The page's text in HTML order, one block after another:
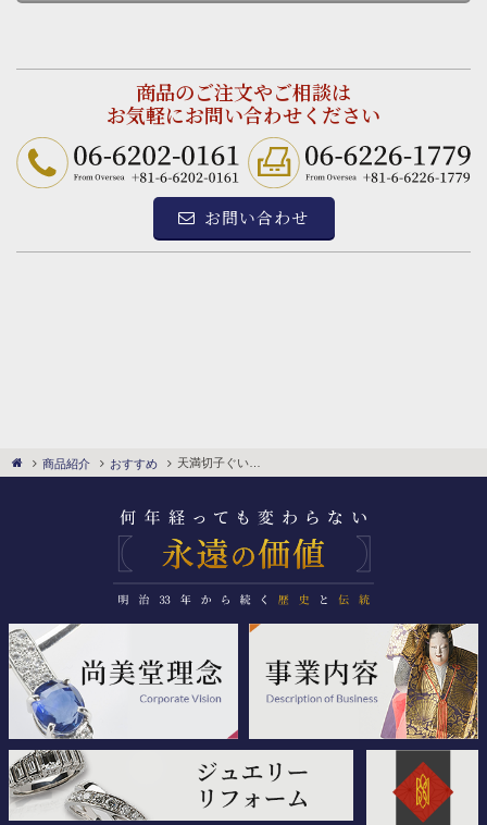
商品紹介 おすすめ
商品のご注文やご相談は
お気軽にお問い合わせください
お問い合わせ